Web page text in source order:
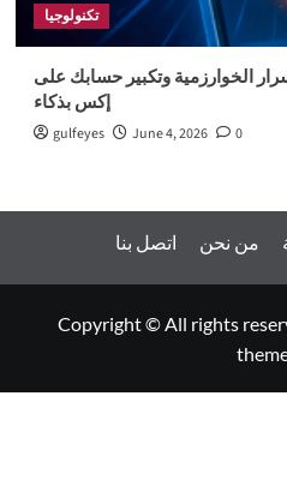
تكنولوجيا
الخوارزمية وتكبير حسابك على
إكس بذكاء
gulfeyes June 4, 2026 0
اتصل بنا من نحن
Copyright © All rights